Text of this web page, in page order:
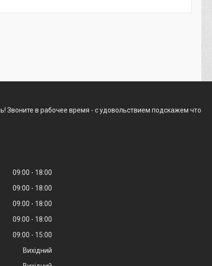
Звоните в рабочее время - с удовольствием подскажем что
09:00
18:00
09:00
18:00
09:00
18:00
09:00
18:00
09:00
15:00
Вихідний